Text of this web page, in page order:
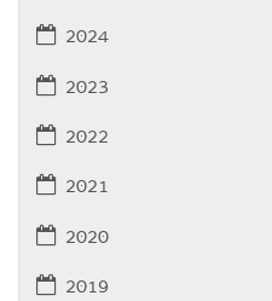
2024
2023
2022
2021
2020
2019